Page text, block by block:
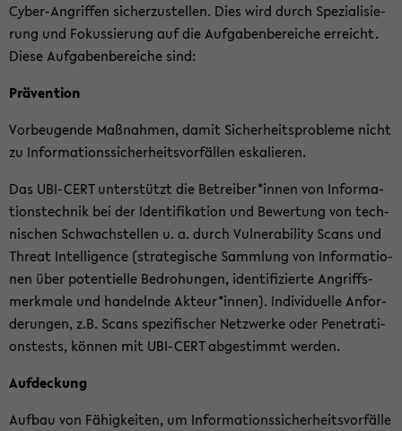
Cyber-​Angriffen si­cher­zu­stel­len. Dies wird durch Spe­zia­li­sie­
rung und Fo­kus­sie­rung auf die Auf­ga­ben­be­rei­che er­reicht.
Diese Auf­ga­ben­be­rei­che sind:
Prä­ven­ti­on
Vor­beu­gen­de Maß­nah­men, damit Si­cher­heits­pro­ble­me nicht
zu In­for­ma­ti­ons­si­cher­heits­vor­fäl­len es­ka­lie­ren.
Das UBI-​CERT un­ter­stützt die Be­trei­ber*innen von In­for­ma­
ti­ons­tech­nik bei der Iden­ti­fi­ka­ti­on und Be­wer­tung von tech­
ni­schen Schwach­stel­len u. a. durch Vul­nera­bi­li­ty Scans und
Th­re­at In­tel­li­gence (stra­te­gi­sche Samm­lung von In­for­ma­tio­
nen über po­ten­ti­el­le Be­dro­hun­gen, iden­ti­fi­zier­te An­griffs­
merk­ma­le und han­deln­de Ak­teur*innen). In­di­vi­du­el­le An­for­
de­run­gen, z.B. Scans spe­zi­fi­scher Netz­wer­ke oder Pe­ne­tra­ti­
ons­tests, kön­nen mit UBI-​CERT ab­ge­stimmt wer­den.
Auf­de­ckung
Auf­bau von Fä­hig­kei­ten, um In­for­ma­ti­ons­si­cher­heits­vor­fäl­le